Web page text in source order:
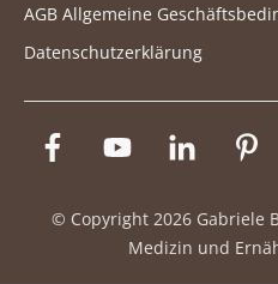
AGB Allgemeine
Datenschutzerklärung
© Copyright 2026 Gabriele
Medizin und